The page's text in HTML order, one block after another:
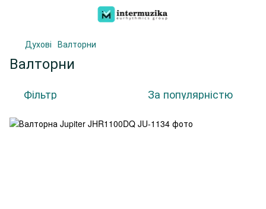
Духові Валторни
Валторни
Фільтр За популярністю